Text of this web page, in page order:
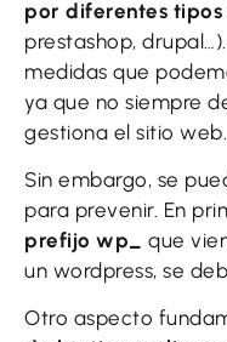
por diferentes tipos
prestashop,
medidas que
ya que no siempre
gestiona el sitio web.
Sin embargo, se
para prevenir. En
prefijo wp_ que
un wordpress, se
Otro aspecto